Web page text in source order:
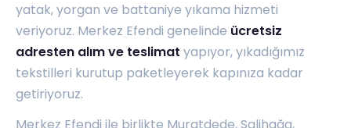
yatak, yorgan ve battaniye yıkama hizmeti
veriyoruz. Merkez Efendi genelinde ücretsiz
adresten alım ve teslimat yapıyor, yıkadığımız
tekstilleri kurutup paketleyerek kapınıza kadar
getiriyoruz.